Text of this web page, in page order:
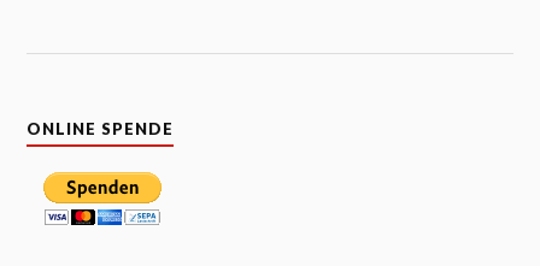
ONLINE SPENDE